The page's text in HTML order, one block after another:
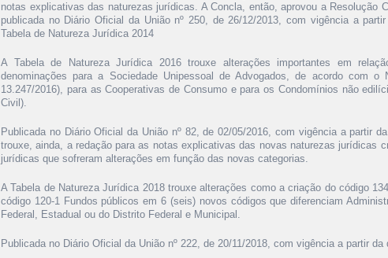
notas explicativas das naturezas jurídicas. A Concla, então, aprovou a Resolução
publicada no Diário Oficial da União nº 250, de 26/12/2013, com vigência a
Tabela de Natureza Jurídica 2014
A Tabela de Natureza Jurídica 2016 trouxe alterações importantes em
denominações para a Sociedade Unipessoal de Advogados, de acordo com o
13.247/2016), para as Cooperativas de Consumo e para os Condomínios não
Civil).
Publicada no Diário Oficial da União nº 82, de 02/05/2016, com vigência a partir
trouxe, ainda, a redação para as notas explicativas das novas naturezas jurídicas
jurídicas que sofreram alterações em função das novas categorias.
A Tabela de Natureza Jurídica 2018 trouxe alterações como a criação do código
código 120-1 Fundos públicos em 6 (seis) novos códigos que diferenciam
Federal, Estadual ou do Distrito Federal e Municipal.
Publicada no Diário Oficial da União nº 222, de 20/11/2018, com vigência a partir